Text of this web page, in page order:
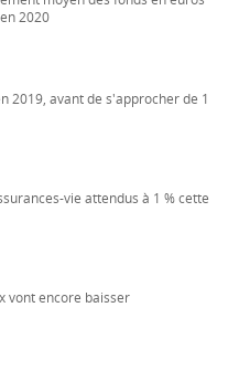
2020
2019, avant de s'approcher de 1
vie attendus à 1 % cette
vont encore baisser